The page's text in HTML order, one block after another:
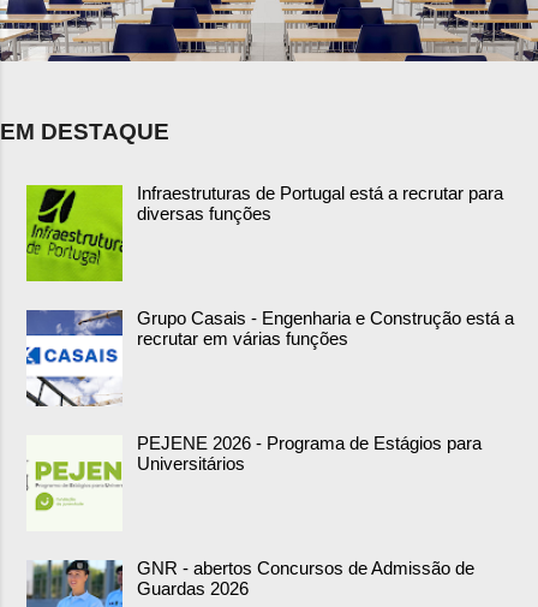
EM DESTAQUE
Infraestruturas de Portugal está a recrutar para
diversas funções
Grupo Casais - Engenharia e Construção está a
recrutar em várias funções
PEJENE 2026 - Programa de Estágios para
Universitários
GNR - abertos Concursos de Admissão de
Guardas 2026